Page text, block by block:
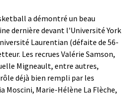
a démontré un beau
dernière devant l'Université York
Laurentian (défaite de 56-
Les recrues Valérie Samson,
Migneault, entre autres,
déjà bien rempli par les
Moscini, Marie-Hélène La Flèche,